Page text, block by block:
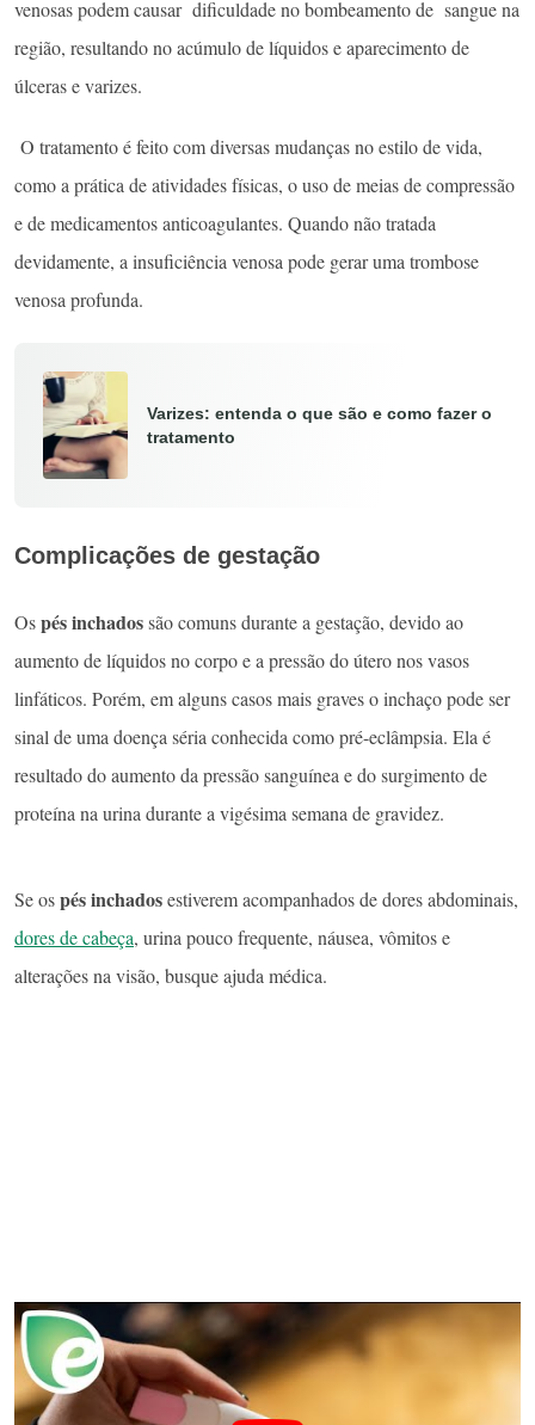
venosas podem causar dificuldade no bombeamento de sangue na
região, resultando no acúmulo de líquidos e aparecimento de
úlceras e varizes.
O tratamento é feito com diversas mudanças no estilo de vida,
como a prática de atividades físicas, o uso de meias de compressão
e de medicamentos anticoagulantes. Quando não tratada
devidamente, a insuficiência venosa pode gerar uma trombose
venosa profunda.
Varizes: entenda o que são e como fazer o
tratamento
Complicações de gestação
Ospés inchadossão comuns durante a gestação, devido ao
aumento de líquidos no corpo e a pressão do útero nos vasos
linfáticos. Porém, em alguns casos mais graves o inchaço pode ser
sinal de uma doença séria conhecida como pré-eclâmpsia. Ela é
resultado do aumento da pressão sanguínea e do surgimento de
proteína na urina durante a vigésima semana de gravidez.
Se ospés inchadosestiverem acompanhados de dores abdominais,
dores de cabeça, urina pouco frequente, náusea, vômitos e
alterações na visão, busque ajuda médica.